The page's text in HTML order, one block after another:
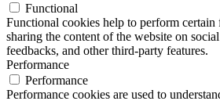
Functional
Functional cookies help to perform
sharing the content of the website on
feedbacks, and other third-party features.
Performance
Performance
Performance cookies are used to